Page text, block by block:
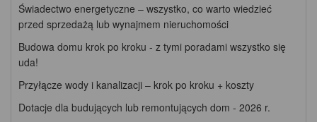
Świadectwo energetyczne – wszystko, co warto wiedzieć
przed sprzedażą lub wynajmem nieruchomości
Budowa domu krok po kroku - z tymi poradami wszystko się
uda!
Przyłącze wody i kanalizacji – krok po kroku + koszty
Dotacje dla budujących lub remontujących dom - 2026 r.